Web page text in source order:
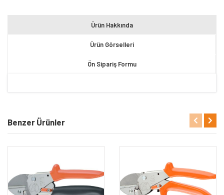
Ürün Hakkında
Ürün Görselleri
Ön Sipariş Formu
Benzer Ürünler